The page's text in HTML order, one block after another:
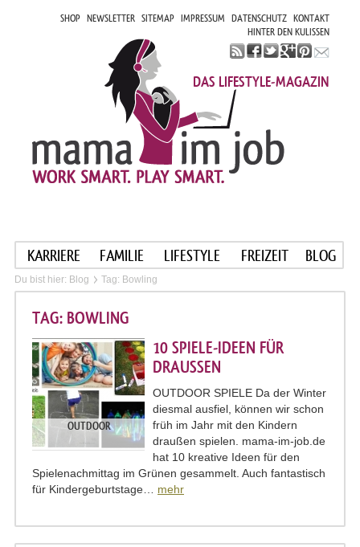
SHOP NEWSLETTER SITEMAP IMPRESSUM DATENSCHUTZ KONTAKT
HINTER DEN KULISSEN
DAS LIFESTYLE-MAGAZIN
KARRIERE FAMILIE LIFESTYLE FREIZEIT BLOG
Du bist hier: Blog Tag: Bowling
TAG: BOWLING
OUTDOOR
10 SPIELE-IDEEN FÜR
DRAUSSEN
OUTDOOR SPIELE Da der Winter
diesmal ausfiel, können wir schon
früh im Jahr mit den Kindern
draußen spielen. mama-im-job.de
hat 10 kreative Ideen für den
Spielenachmittag im Grünen gesammelt. Auch fantastisch
für Kindergeburtstage… mehr